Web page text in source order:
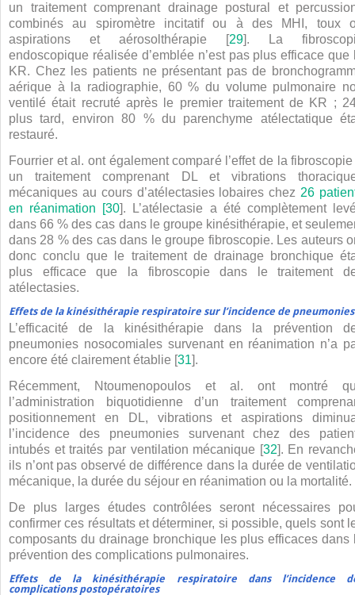
un traitement comprenant drainage postural et
combinés au spiromètre incitatif ou à des MHI, toux
aspirations et aérosolthérapie [29]. La
endoscopique réalisée d’emblée n’est pas plus efficace que
KR. Chez les patients ne présentant pas de
aérique à la radiographie, 60 % du volume pulmonaire
ventilé était recruté après le premier traitement de KR ;
plus tard, environ 80 % du parenchyme atélectatique
restauré.
Fourrier et al. ont également comparé l’effet de la
un traitement comprenant DL et vibrations
mécaniques au cours d’atélectasies lobaires chez 26
en réanimation [30]. L’atélectasie a été complètement
dans 66 % des cas dans le groupe kinésithérapie, et
dans 28 % des cas dans le groupe fibroscopie. Les auteurs
donc conclu que le traitement de drainage bronchique
plus efficace que la fibroscopie dans le traitement
atélectasies.
Effets de la kinésithérapie respiratoire sur l’incidence de pneumonies
L’efficacité de la kinésithérapie dans la prévention
pneumonies nosocomiales survenant en réanimation n’a
encore été clairement établie [31].
Récemment, Ntoumenopoulos et al. ont montré
l’administration biquotidienne d’un traitement
positionnement en DL, vibrations et aspirations
l’incidence des pneumonies survenant chez des
intubés et traités par ventilation mécanique [32]. En
ils n’ont pas observé de différence dans la durée de
mécanique, la durée du séjour en réanimation ou la mortalité.
De plus larges études contrôlées seront nécessaires
confirmer ces résultats et déterminer, si possible, quels sont
composants du drainage bronchique les plus efficaces dans
prévention des complications pulmonaires.
Effets de la kinésithérapie respiratoire dans l’incidence
complications postopératoires